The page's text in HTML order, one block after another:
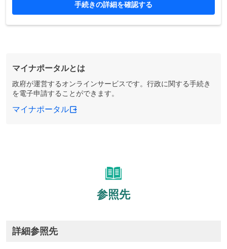
手続きの詳細を確認する
マイナポータルとは
政府が運営するオンラインサービスです。行政に関する手続き
を電子申請することができます。
マイナポータル
参照先
詳細参照先